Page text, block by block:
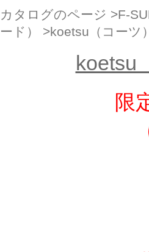
カタログのページ >F-
ード）
>koetsu（コーツ
koetsu
限